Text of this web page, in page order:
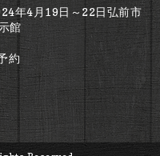
年4月19日～22日弘前市
館
約